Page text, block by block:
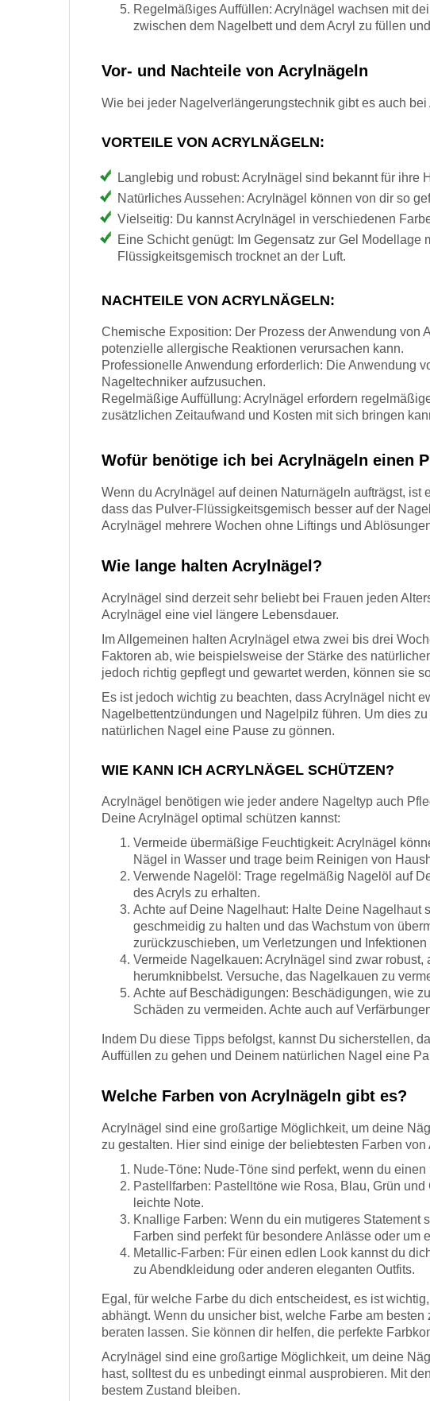
Regelmäßiges Auffüllen: Acrylnägel wachsen mit
zwischen dem Nagelbett und dem Acryl zu füllen
Vor- und Nachteile von Acrylnägeln
Wie bei jeder Nagelverlängerungstechnik gibt es auch
VORTEILE VON ACRYLNÄGELN:
Langlebig und robust: Acrylnägel sind bekannt für
Natürliches Aussehen: Acrylnägel können von dir so
Vielseitig: Du kannst Acrylnägel in verschiedenen
Eine Schicht genügt: Im Gegensatz zur Gel
Flüssigkeitsgemisch trocknet an der Luft.
NACHTEILE VON ACRYLNÄGELN:
Chemische Exposition: Der Prozess der Anwendung von
potenzielle allergische Reaktionen verursachen kann.
Professionelle Anwendung erforderlich: Die Anwendung
Nageltechniker aufzusuchen.
Regelmäßige Auffüllung: Acrylnägel erfordern
zusätzlichen Zeitaufwand und Kosten mit sich bringen
Wofür benötige ich bei Acrylnägeln einen
Wenn du Acrylnägel auf deinen Naturnägeln aufträgst,
dass das Pulver-Flüssigkeitsgemisch besser auf der
Acrylnägel mehrere Wochen ohne Liftings und
Wie lange halten Acrylnägel?
Acrylnägel sind derzeit sehr beliebt bei Frauen jeden
Acrylnägel eine viel längere Lebensdauer.
Im Allgemeinen halten Acrylnägel etwa zwei bis drei
Faktoren ab, wie beispielsweise der Stärke des
jedoch richtig gepflegt und gewartet werden, können sie
Es ist jedoch wichtig zu beachten, dass Acrylnägel nicht
Nagelbettentzündungen und Nagelpilz führen. Um dies
natürlichen Nagel eine Pause zu gönnen.
WIE KANN ICH ACRYLNÄGEL SCHÜTZEN?
Acrylnägel benötigen wie jeder andere Nageltyp auch
Deine Acrylnägel optimal schützen kannst:
Vermeide übermäßige Feuchtigkeit: Acrylnägel
Nägel in Wasser und trage beim Reinigen von
Verwende Nagelöl: Trage regelmäßig Nagelöl auf
des Acryls zu erhalten.
Achte auf Deine Nagelhaut: Halte Deine Nagelhaut
geschmeidig zu halten und das Wachstum von
zurückzuschieben, um Verletzungen und
Vermeide Nagelkauen: Acrylnägel sind zwar
herumknibbelst. Versuche, das Nagelkauen zu
Achte auf Beschädigungen: Beschädigungen, wie
Schäden zu vermeiden. Achte auch auf
Indem Du diese Tipps befolgst, kannst Du sicherstellen,
Auffüllen zu gehen und Deinem natürlichen Nagel eine
Welche Farben von Acrylnägeln gibt es?
Acrylnägel sind eine großartige Möglichkeit, um deine
zu gestalten. Hier sind einige der beliebtesten Farben von
Nude-Töne: Nude-Töne sind perfekt, wenn du
Pastellfarben: Pastelltöne wie Rosa, Blau, Grün
leichte Note.
Knallige Farben: Wenn du ein mutigeres
Farben sind perfekt für besondere Anlässe oder
Metallic-Farben: Für einen edlen Look kannst du
zu Abendkleidung oder anderen eleganten Outfits.
Egal, für welche Farbe du dich entscheidest, es ist
abhängt. Wenn du unsicher bist, welche Farbe am
beraten lassen. Sie können dir helfen, die perfekte
Acrylnägel sind eine großartige Möglichkeit, um deine
hast, solltest du es unbedingt einmal ausprobieren. Mit
bestem Zustand bleiben.